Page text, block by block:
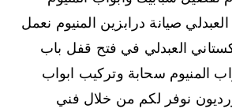
صيانة درابزين المنيوم نعمل
العبدلي في فتح قفل باب
المنيوم سحابة وتركيب ابواب
نوفر لكم من خلال فني